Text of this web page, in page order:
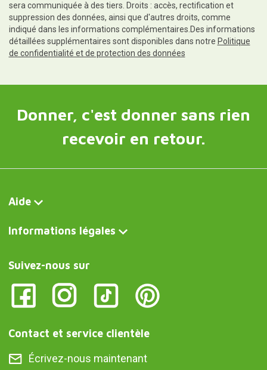
sera communiquée à des tiers. Droits : accès, rectification et
suppression des données, ainsi que d'autres droits, comme
indiqué dans les informations complémentaires.Des informations
détaillées supplémentaires sont disponibles dans notre Politique
de confidentialité et de protection des données
Donner, c'est donner sans rien
recevoir en retour.
Aide
Informations légales
Suivez-nous sur
Contact et service clientèle
Écrivez-nous maintenant